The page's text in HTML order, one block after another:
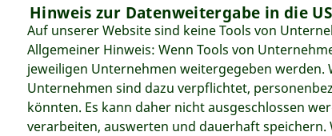
Hinweis zur Datenweitergabe in die
Auf unserer Website sind keine Tools von
Allgemeiner Hinweis: Wenn Tools von
jeweiligen Unternehmen weitergegeben werden.
Unternehmen sind dazu verpflichtet,
könnten. Es kann daher nicht ausgeschlossen
verarbeiten, auswerten und dauerhaft